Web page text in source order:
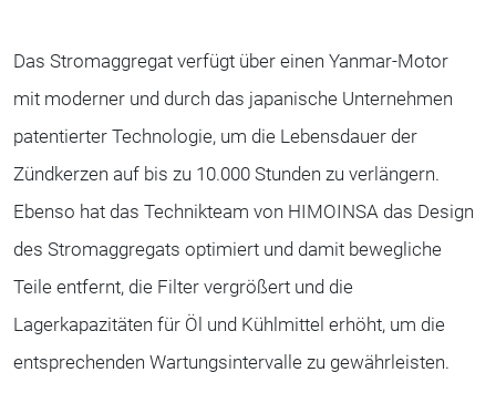
Das Stromaggregat verfügt über einen Yanmar-Motor
mit moderner und durch das japanische Unternehmen
patentierter Technologie, um die Lebensdauer der
Zündkerzen auf bis zu 10.000 Stunden zu verlängern.
Ebenso hat das Technikteam von HIMOINSA das Design
des Stromaggregats optimiert und damit bewegliche
Teile entfernt, die Filter vergrößert und die
Lagerkapazitäten für Öl und Kühlmittel erhöht, um die
entsprechenden Wartungsintervalle zu gewährleisten.